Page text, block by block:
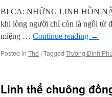
BI CA: NHỮNG LINH HỒN
khi lòng người chỉ còn là ngôi từ
miệng … Continue reading →
Posted in Thơ | Tagged Trương Đình
Linh thể chuông